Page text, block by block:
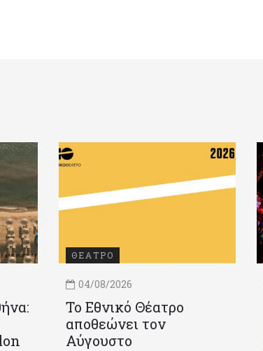
ΘΕΑΤΡΟ
04/08/2026
Το Εθνικό Θέατρο
αποθεώνει τον
Αύγουστο